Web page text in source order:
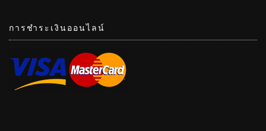
การชำระเงินออนไลน์